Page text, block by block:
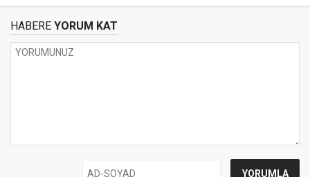
HABERE YORUM KAT